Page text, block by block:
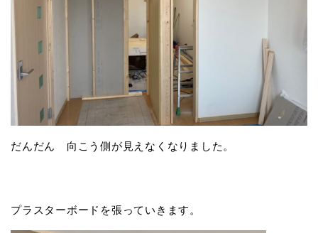
だんだん 向こう側が見えなくなりました。
プラスターボードを張っていきます。